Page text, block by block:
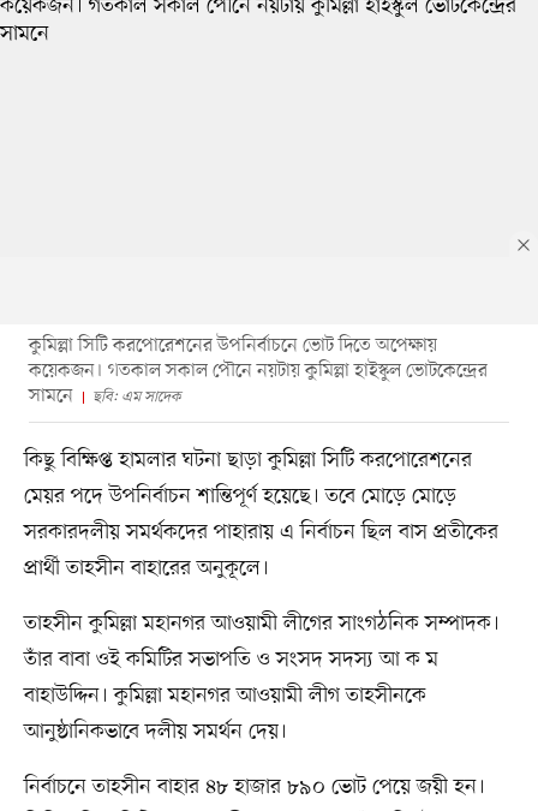
কুমিল্লা সিটি করপোরেশনের উপনির্বাচনে ভোট দিতে অপেক্ষায়
কয়েকজন। গতকাল সকাল পৌনে নয়টায় কুমিল্লা হাইস্কুল ভোটকেন্দ্রের
সামনে
ছবি: এম সাদেক
কিছু বিক্ষিপ্ত হামলার ঘটনা ছাড়া কুমিল্লা সিটি করপোরেশনের
মেয়র পদে উপনির্বাচন শান্তিপূর্ণ হয়েছে। তবে মোড়ে মোড়ে
সরকারদলীয় সমর্থকদের পাহারায় এ নির্বাচন ছিল বাস প্রতীকের
প্রার্থী তাহসীন বাহারের অনুকূলে।
তাহসীন কুমিল্লা মহানগর আওয়ামী লীগের সাংগঠনিক সম্পাদক।
তাঁর বাবা ওই কমিটির সভাপতি ও সংসদ সদস্য আ ক ম
বাহাউদ্দিন। কুমিল্লা মহানগর আওয়ামী লীগ তাহসীনকে
আনুষ্ঠানিকভাবে দলীয় সমর্থন দেয়।
নির্বাচনে তাহসীন বাহার ৪৮ হাজার ৮৯০ ভোট পেয়ে জয়ী হন।